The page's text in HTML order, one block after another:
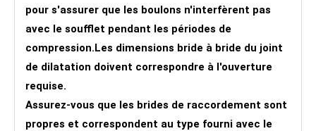
pour s'assurer que les boulons n'interfèrent pas
avec le soufflet pendant les périodes de
compression.Les dimensions bride à bride du joint
de dilatation doivent correspondre à l'ouverture
requise.
Assurez-vous que les brides de raccordement sont
propres et correspondent au type fourni avec le